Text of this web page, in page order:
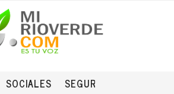
SOCIALES SEGURIDAD